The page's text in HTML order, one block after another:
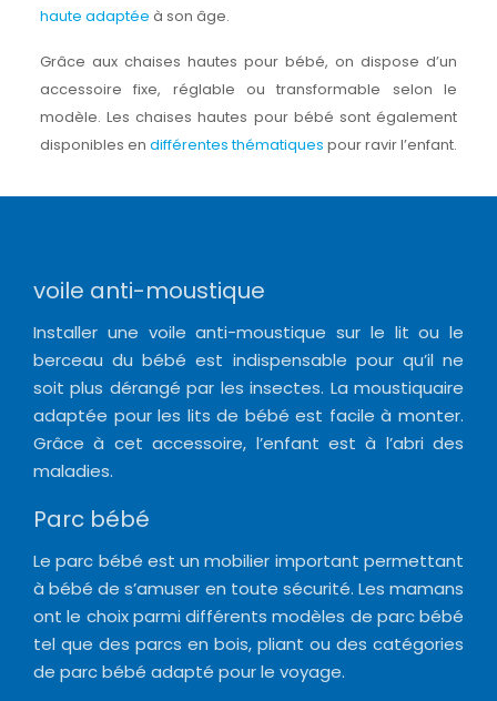
haute adaptée à son âge.
Grâce aux chaises hautes pour bébé, on dispose d’un
accessoire fixe, réglable ou transformable selon le
modèle. Les chaises hautes pour bébé sont également
disponibles en différentes thématiques pour ravir l’enfant.
voile anti-moustique
Installer une voile anti-moustique sur le lit ou le
berceau du bébé est indispensable pour qu’il ne
soit plus dérangé par les insectes. La moustiquaire
adaptée pour les lits de bébé est facile à monter.
Grâce à cet accessoire, l’enfant est à l’abri des
maladies.
Parc bébé
Le parc bébé est un mobilier important permettant
à bébé de s’amuser en toute sécurité. Les mamans
ont le choix parmi différents modèles de parc bébé
tel que des parcs en bois, pliant ou des catégories
de parc bébé adapté pour le voyage.